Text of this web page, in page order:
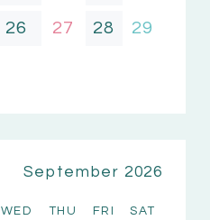
26 27 28 29
September 2026
WED THU FRI SAT